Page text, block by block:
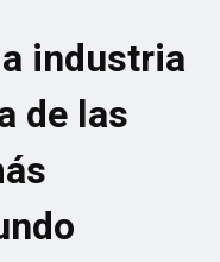
industria
de las